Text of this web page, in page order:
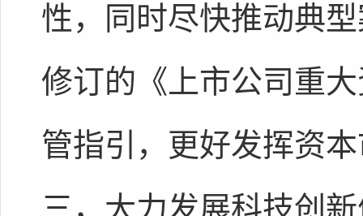
性，同时尽快推动典
修订的《上市公司重
管指引，更好发挥资
三，大力发展科技创